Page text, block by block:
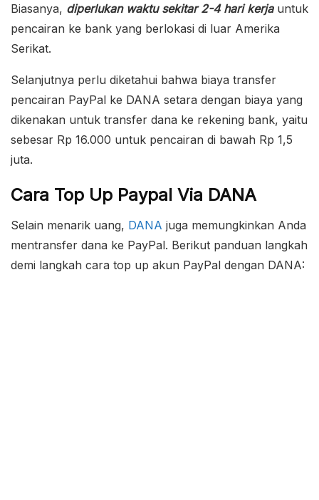
Biasanya, diperlukan waktu sekitar 2-4 hari kerjauntuk
pencairan ke bank yang berlokasi di luar Amerika
Serikat.
Selanjutnya perlu diketahui bahwa biaya transfer
pencairan PayPal ke DANA setara dengan biaya yang
dikenakan untuk transfer dana ke rekening bank, yaitu
sebesar Rp 16.000 untuk pencairan di bawah Rp 1,5
juta.
Cara Top Up Paypal Via DANA
Selain menarik uang, DANA juga memungkinkan Anda
mentransfer dana ke PayPal. Berikut panduan langkah
demi langkah cara top up akun PayPal dengan DANA: